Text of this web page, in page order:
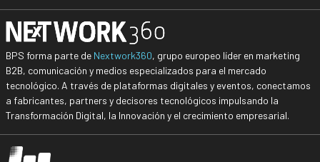
BPS forma parte de Nextwork360, grupo europeo líder en marketing
B2B, comunicación y medios especializados para el mercado
tecnológico. A través de plataformas digitales y eventos, conectamos
a fabricantes, partners y decisores tecnológicos impulsando la
Transformación Digital, la Innovación y el crecimiento empresarial.